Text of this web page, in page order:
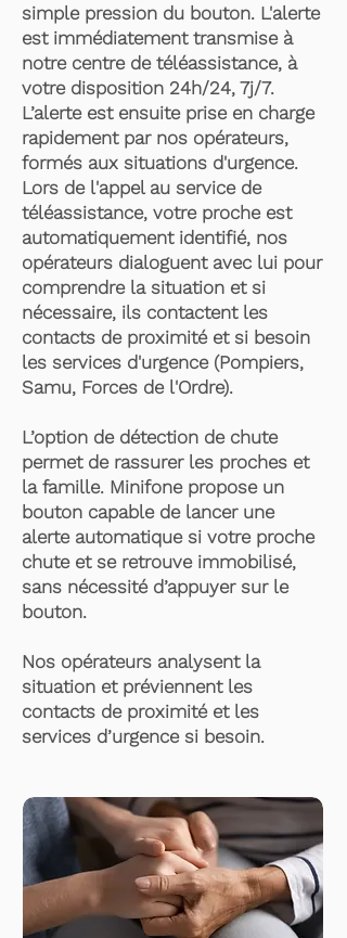
simple pression du bouton. L'alerte
est immédiatement transmise à
notre centre de téléassistance, à
votre disposition 24h/24, 7j/7.
L’alerte est ensuite prise en charge
rapidement par nos opérateurs,
formés aux situations d'urgence.
Lors de l'appel au service de
téléassistance, votre proche est
automatiquement identifié, nos
opérateurs dialoguent avec lui pour
comprendre la situation et si
nécessaire, ils contactent les
contacts de proximité et si besoin
les services d'urgence (Pompiers,
Samu, Forces de l'Ordre).
L’option de détection de chute
permet de rassurer les proches et
la famille. Minifone propose un
bouton capable de lancer une
alerte automatique si votre proche
chute et se retrouve immobilisé,
sans nécessité d’appuyer sur le
bouton.
Nos opérateurs analysent la
situation et préviennent les
contacts de proximité et les
services d’urgence si besoin.